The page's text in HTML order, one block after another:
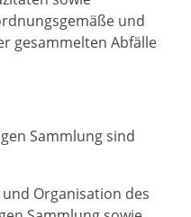
und
gesammelten Abfälle
Sammlung sind
Organisation des